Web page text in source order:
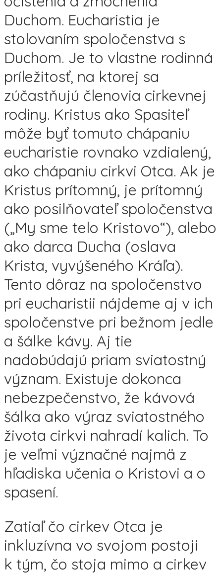
Duchom. Eucharistia je
stolovaním spoločenstva s
Duchom. Je to vlastne rodinná
príležitosť, na ktorej sa
zúčastňujú členovia cirkevnej
rodiny. Kristus ako Spasiteľ
môže byť tomuto chápaniu
eucharistie rovnako vzdialený,
ako chápaniu cirkvi Otca. Ak je
Kristus prítomný, je prítomný
ako posilňovateľ spoločenstva
(„My sme telo Kristovo“), alebo
ako darca Ducha (oslava
Krista, vyvýšeného Kráľa).
Tento dôraz na spoločenstvo
pri eucharistii nájdeme aj v ich
spoločenstve pri bežnom jedle
a šálke kávy. Aj tie
nadobúdajú priam sviatostný
význam. Existuje dokonca
nebezpečenstvo, že kávová
šálka ako výraz sviatostného
života cirkvi nahradí kalich. To
je veľmi význačné najmä z
hľadiska učenia o Kristovi a o
spasení.
Zatiaľ čo cirkev Otca je
inkluzívna vo svojom postoji
k tým, čo stoja mimo a cirkev